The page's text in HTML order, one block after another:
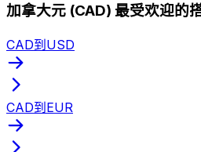
加拿大元 (CAD) 最受欢迎的
CAD到USD
CAD到EUR